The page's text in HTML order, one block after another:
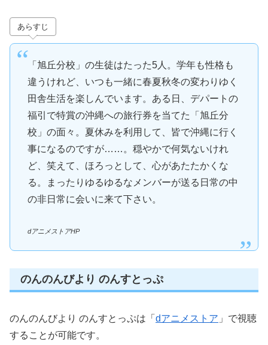
あらすじ
「旭丘分校」の生徒はたった5人。学年も性格も
違うけれど、いつも一緒に春夏秋冬の変わりゆく
田舎生活を楽しんでいます。ある日、デパートの
福引で特賞の沖縄への旅行券を当てた「旭丘分
校」の面々。夏休みを利用して、皆で沖縄に行く
事になるのですが……。穏やかで何気ないけれ
ど、笑えて、ほろっとして、心があたたかくな
る。まったりゆるゆるなメンバーが送る日常の中
の非日常に会いに来て下さい。
dアニメストアHP
のんのんびより のんすとっぷ
のんのんびより のんすとっぷは「 dアニメストア 」で視聴
することが可能です。